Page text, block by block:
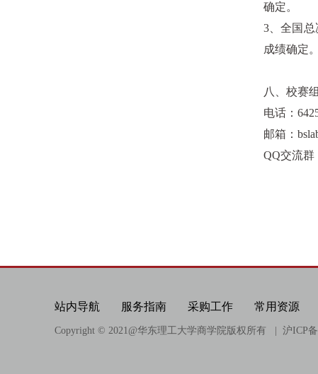
确定。
3、全国
成绩确定。
八、校赛
电话：
邮箱：
QQ交流群
站内导航 服务指南 采购工作 常用资源
Copyright © 2021@华东理工大学商学院版权所有 | 沪ICP备